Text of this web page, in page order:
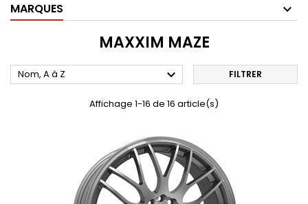
MARQUES
MAXXIM MAZE
Nom, A à Z  FILTRER
Affichage 1-16 de 16 article(s)